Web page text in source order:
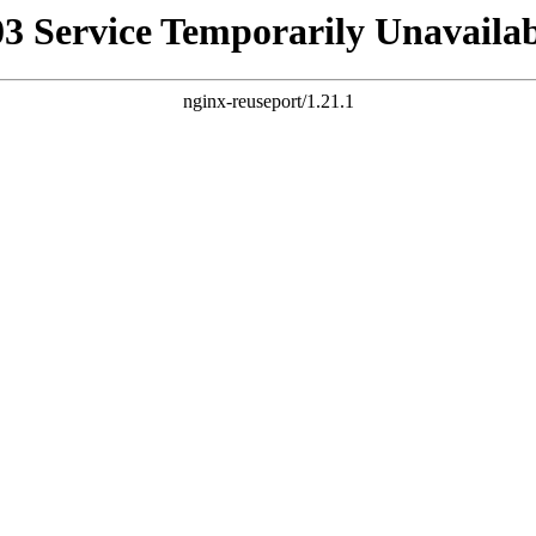
Service Temporarily
nginx-reuseport/1.21.1